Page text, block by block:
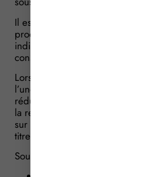
Il est également précisé que le
produire, à la demande de
individuel, ainsi qu’une copie de
conservation des parts.
Lorsque le fonds ou le
l’une des conditions requises pour
réduction d’impôt, le particulier
la reprise d’impôt et porte le
sur la déclaration d’impôt sur le
titre de l’année considérée.
Sources :